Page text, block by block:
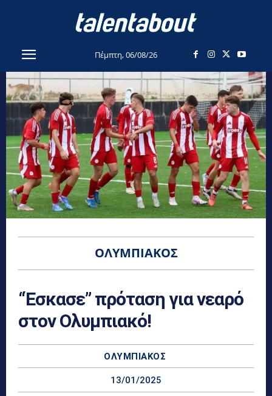
Πέμπτη, 06/08/26
ΟΛΥΜΠΙΑΚΌΣ
“Έσκασε” πρόταση για νεαρό
στον Ολυμπιακό!
ΟΛΥΜΠΙΑΚΌΣ
13/01/2025